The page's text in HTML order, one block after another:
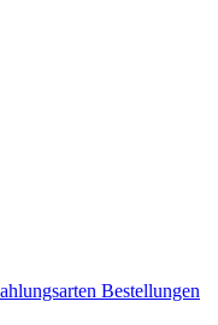
Bestellungen